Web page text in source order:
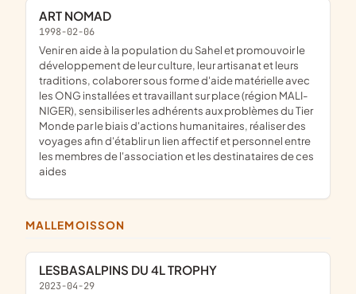
ART NOMAD
1998-02-06
venir en aide à la population du Sahel et promouvoir le
développement de leur culture, leur artisanat et leurs
traditions, colaborer sous forme d'aide matérielle avec
les ONG installées et travaillant sur place (région MALI-
NIGER), sensibiliser les adhérents aux problèmes du Tier
Monde par le biais d'actions humanitaires, réaliser des
voyages afin d'établir un lien affectif et personnel entre
les membres de l'association et les destinataires de ces
aides
MALLEMOISSON
LESBASALPINS DU 4L TROPHY
2023-04-29